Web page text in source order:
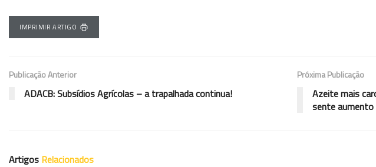
IMPRIMIR ARTIGO
Publicação Anterior
ADACB: Subsídios Agrícolas – a trapalhada continua!
Próxima Publicação
Azeite mais
sente aumento
Artigos Relacionados